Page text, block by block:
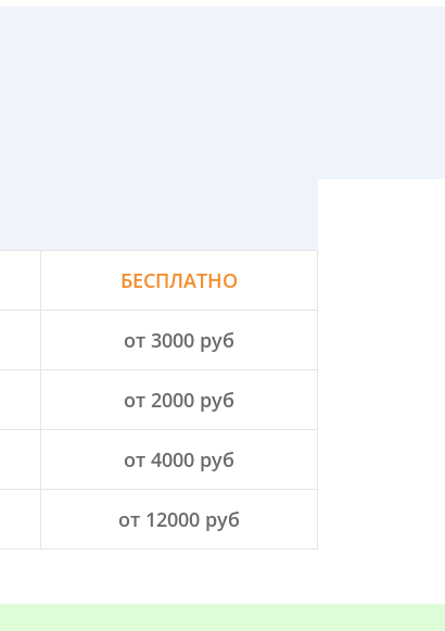
БЕСПЛАТНО
от 3000 руб
от 2000 руб
от 4000 руб
от 12000 руб